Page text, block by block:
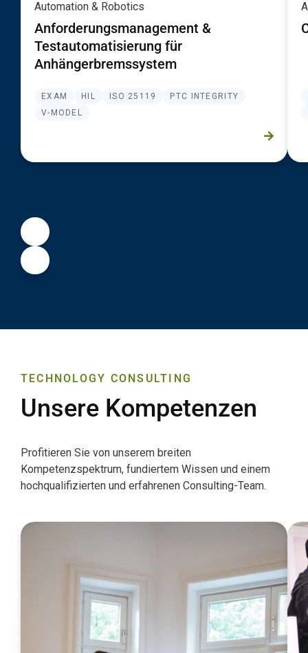
Automation & Robotics
Anforderungsmanagement &
Testautomatisierung für
Anhängerbremssystem
EXAM HIL ISO 25119
PTC INTEGRITY
V-MODEL
TECHNOLOGY CONSULTING
Unsere Kompetenzen
Profitieren Sie von unserem breiten
Kompetenzspektrum, fundiertem Wissen und einem
hochqualifizierten und erfahrenen Consulting-Team.